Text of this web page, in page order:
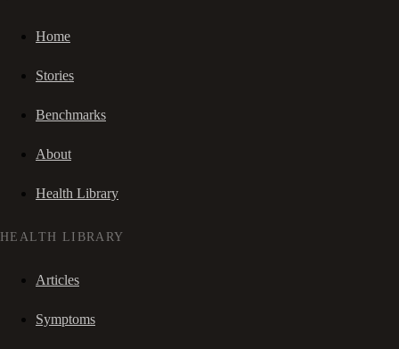
Home
Stories
Benchmarks
About
Health Library
HEALTH LIBRARY
Articles
Symptoms